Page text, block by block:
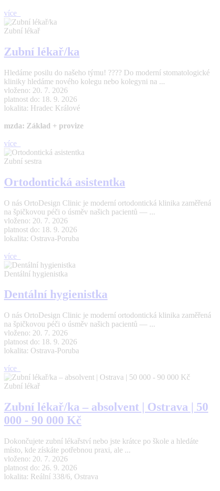
více
Zubní lékař
Zubní lékař/ka
Hledáme posilu do našeho týmu! ???? Do moderní stomatologické
kliniky hledáme nového kolegu nebo kolegyni na ...
vloženo: 20. 7. 2026
platnost do: 18. 9. 2026
lokalita: Hradec Králové
mzda: Základ + provize
více
Zubní sestra
Ortodontická asistentka
O nás OrtoDesign Clinic je moderní ortodontická klinika zaměřená
na špičkovou péči o úsměv našich pacientů — ...
vloženo: 20. 7. 2026
platnost do: 18. 9. 2026
lokalita: Ostrava-Poruba
více
Dentální hygienistka
Dentální hygienistka
O nás OrtoDesign Clinic je moderní ortodontická klinika zaměřená
na špičkovou péči o úsměv našich pacientů — ...
vloženo: 20. 7. 2026
platnost do: 18. 9. 2026
lokalita: Ostrava-Poruba
více
Zubní lékař
Zubní lékař/ka – absolvent | Ostrava | 50
000 - 90 000 Kč
Dokončujete zubní lékařství nebo jste krátce po škole a hledáte
místo, kde získáte potřebnou praxi, ale ...
vloženo: 20. 7. 2026
platnost do: 26. 9. 2026
lokalita: Reální 338/6, Ostrava